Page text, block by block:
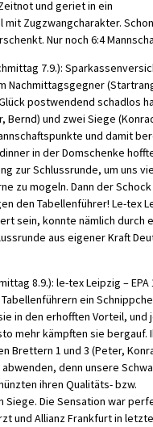
und geriet in ein
Zugzwangcharakter.
Nur noch 6:4
7.9.):
Nachmittagsgegner
postwendend schadlos
Bernd) und zwei Siege
und damit
in der Domschenke
zur Schlussrunde, um uns
zu mogeln. Dann der
den Tabellenführer! Le-tex
sein, konnte nämlich durch
aus eigener Kraft
8.9.): le-tex Leipzig – EPA
ein
in den erhofften Vorteil, und
mehr kämpften sie bergauf.
Brettern 1 und 3 (Peter,
abwenden, denn unsere
ihren Qualitäts- bzw.
Siege. Die Sensation war
und Allianz Frankfurt in